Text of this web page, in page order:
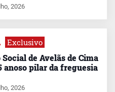
2026
Exclusivo
de Avelãs de Cima
anoso pilar da freguesia
2026